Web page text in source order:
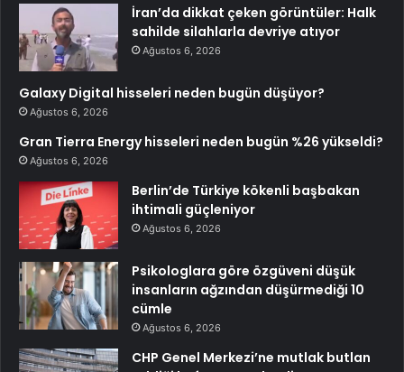
İran’da dikkat çeken görüntüler: Halk
sahilde silahlarla devriye atıyor
Ağustos 6, 2026
Galaxy Digital hisseleri neden bugün düşüyor?
Ağustos 6, 2026
Gran Tierra Energy hisseleri neden bugün %26 yükseldi?
Ağustos 6, 2026
Berlin’de Türkiye kökenli başbakan
ihtimali güçleniyor
Ağustos 6, 2026
Psikologlara göre özgüveni düşük
insanların ağzından düşürmediği 10
cümle
Ağustos 6, 2026
CHP Genel Merkezi’ne mutlak butlan